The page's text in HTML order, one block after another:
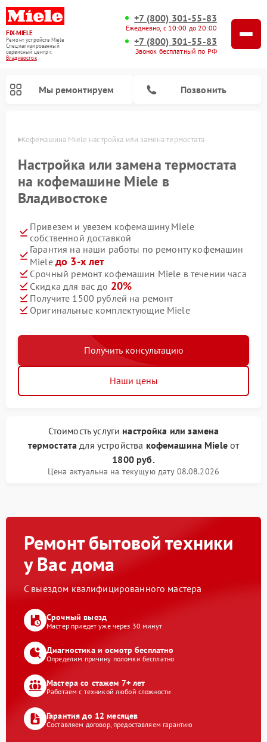
FIX-MIELE
Ремонт устройств Miele
Специализированный
cервисный центр г.
Владивосток
+7 (800) 301-55-83
Ежедневно, с 10:00 до 20:00
+7 (800) 301-55-83
Звонок бесплатный по РФ
Мы ремонтируем Позвонить
Кофемашина Miele настройка или замена термостата
Настройка или замена термостата
на кофемашине Miele в
Владивостоке
Привезем и увезем кофемашину Miele
собственной доставкой
Гарантия на наши работы по ремонту кофемашин
Miele до 3-х лет
Срочный ремонт кофемашин Miele в течении часа
Скидка для вас до 20%
Получите 1500 рублей на ремонт
Оригинальные комплектующие Miele
Получить консультацию
Наши цены
Стоимость услуги настройка или замена
термостата для устройства кофемашина Mieleот
1800 руб.
Цена актуальна на текущую дату 08.08.2026
Ремонт бытовой техники
у Вас дома
С выездом квалифицированного мастера
Срочный выезд
Мастер приедет уже через 30 минут
Диагностика и осмотр бесплатно
Определим причину поломки бесплатно
Мастера со стажем 7+ лет
Работаем с техникой любой сложности
Гарантия до 12 месяцев
Составляем договор, предоставляем гарантию